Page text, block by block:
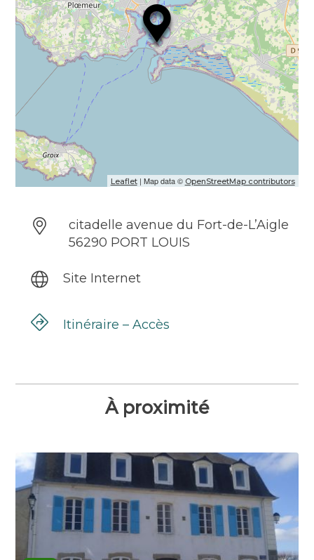
Leaflet| Map data © OpenStreetMap contributors
citadelle avenue du Fort-de-L’Aigle
56290 PORT LOUIS
Site Internet
Itinéraire – Accès
À proximité